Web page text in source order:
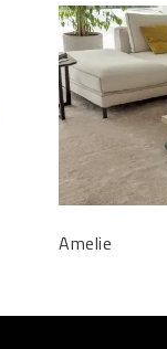
Amelie